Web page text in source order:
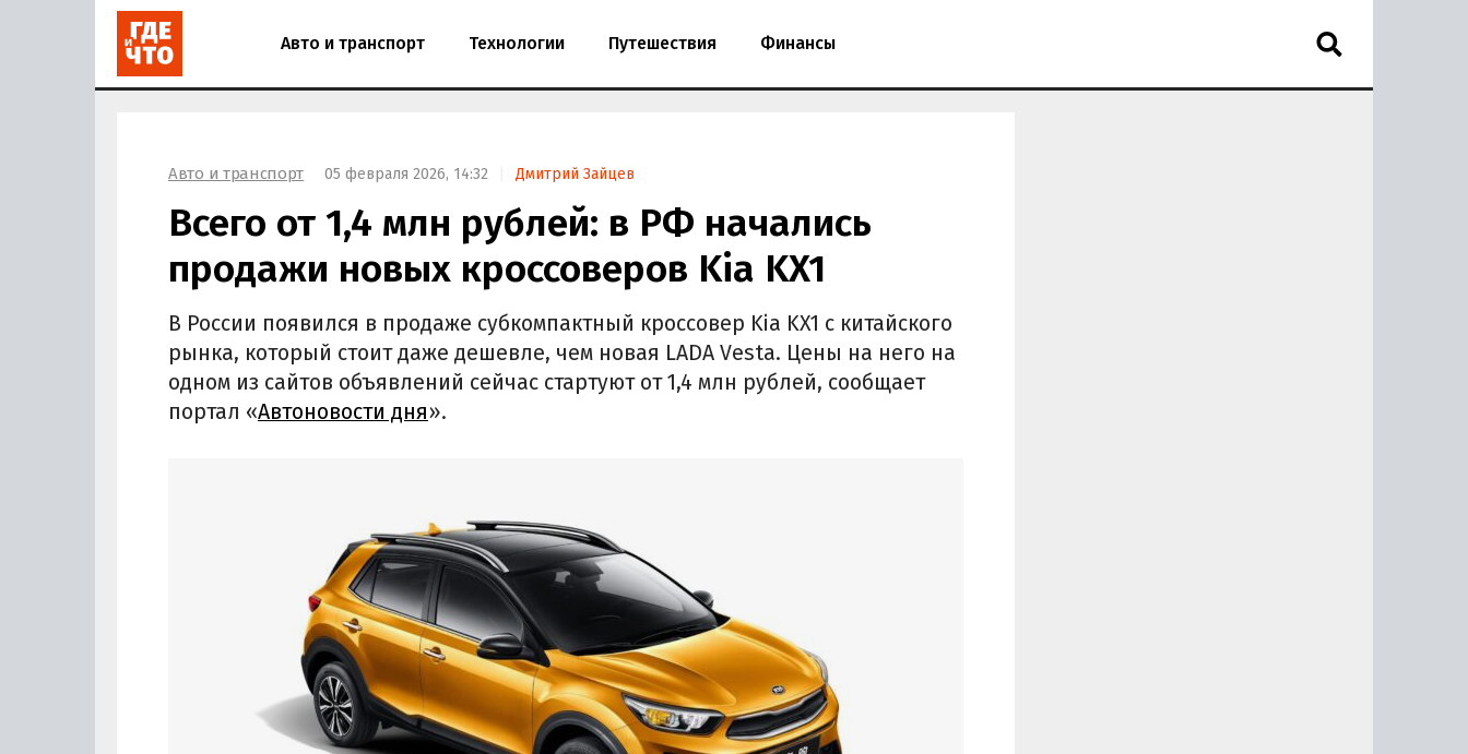
Авто и транспорт Технологии Путешествия Финансы
Авто и транспорт 05 февраля 2026, 14:32 Дмитрий Зайцев
Всего от 1,4 млн рублей: в РФ начались
продажи новых кроссоверов Kia KX1
В России появился в продаже субкомпактный кроссовер Kia KX1 с китайского
рынка, который стоит даже дешевле, чем новая LADA Vesta. Цены на него на
одном из сайтов объявлений сейчас стартуют от 1,4 млн рублей, сообщает
портал «Автоновости дня».